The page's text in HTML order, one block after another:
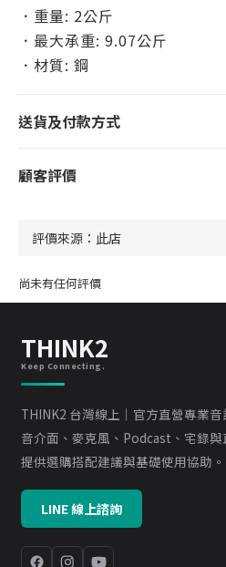
．重量: 2公斤
．最大承重: 9.07公斤
．材質: 鋼
送貨及付款方式
顧客評價
尚未有任何評價
THINK2
Keep Connecting.
THINK2 台灣線上｜官方直營專業
音介面、麥克風、Podcast、宅錄與
提供選購搭配建議與基礎使用協助。
LINE 線上諮詢